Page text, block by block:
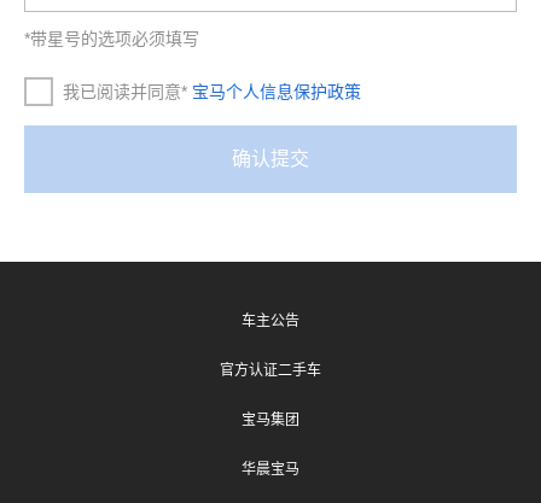
车主公告
官方认证二手车
宝马集团
华晨宝马